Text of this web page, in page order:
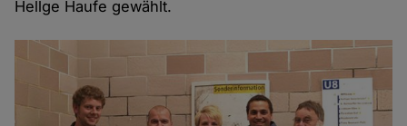
Hellge Haufe gewählt.